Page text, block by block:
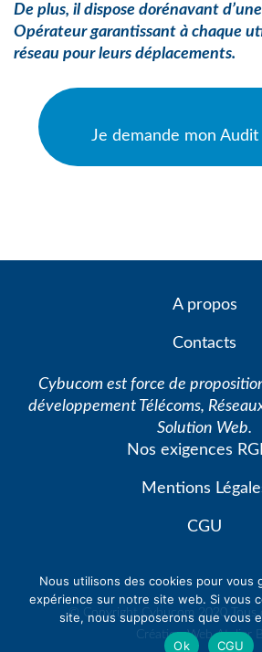
De plus, il dispose dorénavant
Opérateur garantissant à chaque
réseau pour leurs déplacements.
Je demande mon
A propos
Contacts
Cybucom est force de
développement Télécoms,
Solution Web.
Nos exigences
Mentions
CGU
© Copyright Cybucom 2020 Tous
Création WebAtelier
Nous utilisons des cookies pour vous
expérience sur notre site web. Si vous
site, nous supposerons que vous
Ok
CGU